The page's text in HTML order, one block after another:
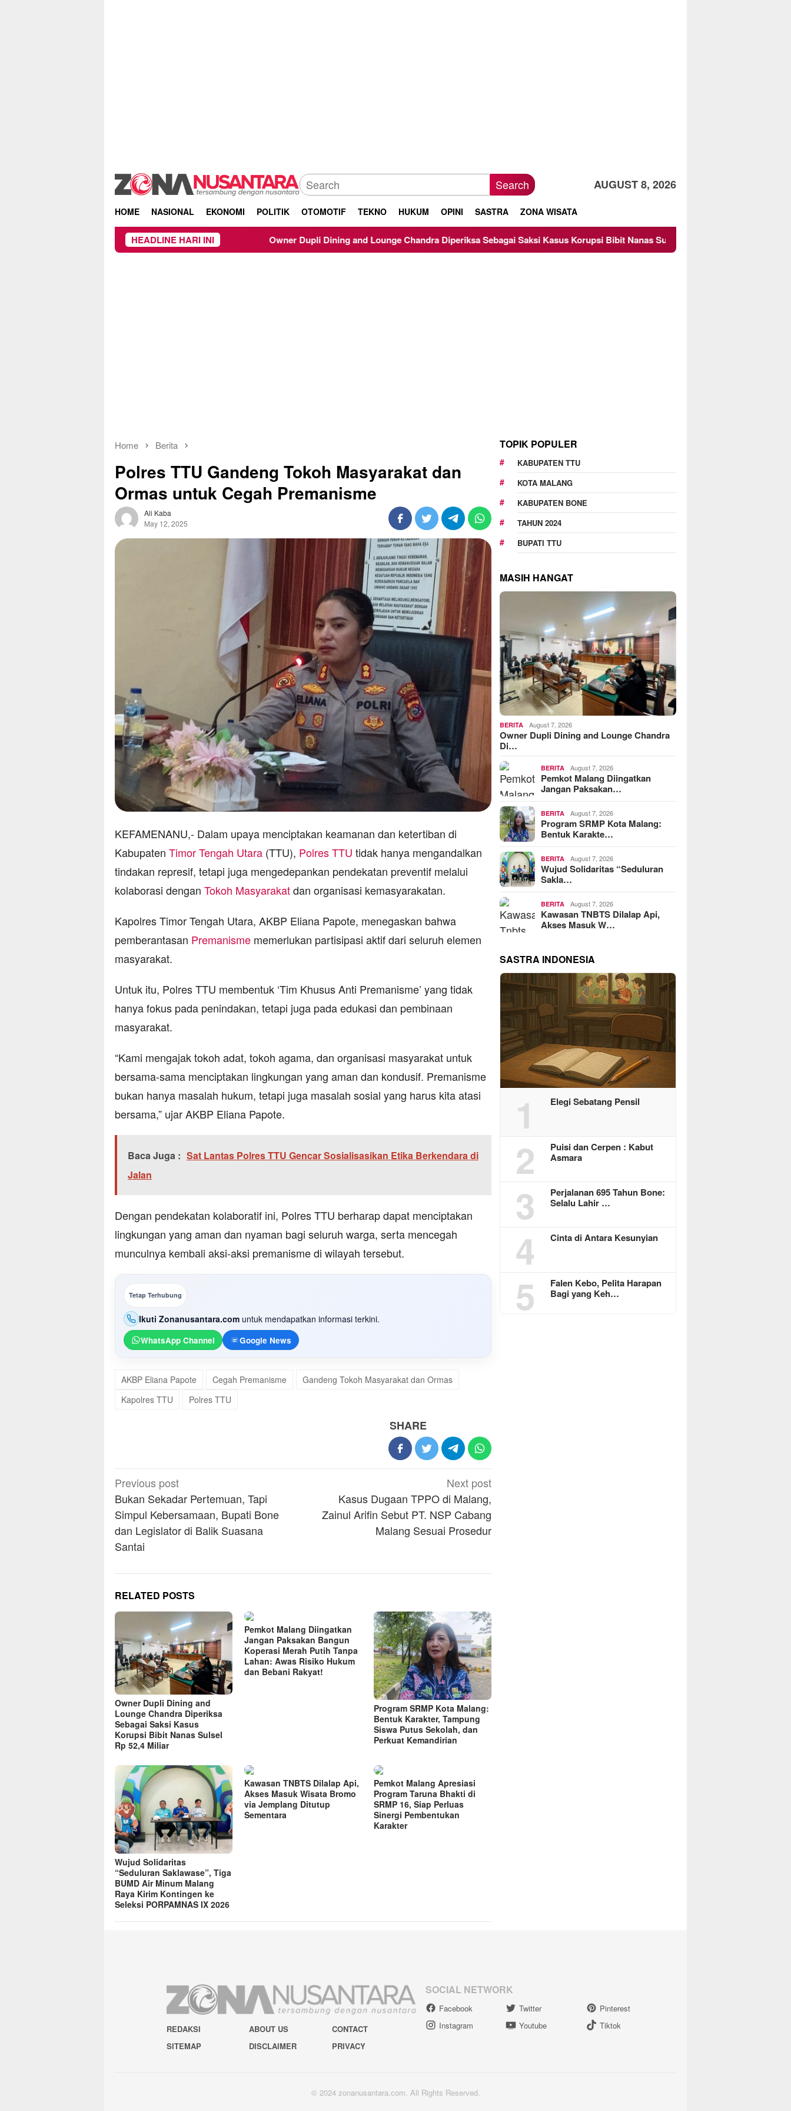
Search AUGUST 8, 2026
HOME NASIONAL EKONOMI POLITIK OTOMOTIF TEKNO HUKUM OPINI SASTRA ZONA WISATA
HEADLINE HARI INIOwner Dupli Dining and Lounge Chandra Diperiksa Sebagai Saksi Kasus Korupsi Bibit Nanas Sulsel Rp 52,4 Miliar
Home Berita
Polres TTU Gandeng Tokoh Masyarakat dan
Ormas untuk Cegah Premanisme
Ali Kaba
May 12, 2025
KEFAMENANU,- Dalam upaya menciptakan keamanan dan ketertiban di
Kabupaten Timor Tengah Utara (TTU), Polres TTU tidak hanya mengandalkan
tindakan represif, tetapi juga mengedepankan pendekatan preventif melalui
kolaborasi dengan Tokoh Masyarakatdan organisasi kemasyarakatan.
Kapolres Timor Tengah Utara, AKBP Eliana Papote, menegaskan bahwa
pemberantasan Premanisme memerlukan partisipasi aktif dari seluruh elemen
masyarakat.
Untuk itu, Polres TTU membentuk ‘Tim Khusus Anti Premanisme’ yang tidak
hanya fokus pada penindakan, tetapi juga pada edukasi dan pembinaan
masyarakat.
“Kami mengajak tokoh adat, tokoh agama, dan organisasi masyarakat untuk
bersama-sama menciptakan lingkungan yang aman dan kondusif. Premanisme
bukan hanya masalah hukum, tetapi juga masalah sosial yang harus kita atasi
bersama,” ujar AKBP Eliana Papote.
Baca Juga : Sat Lantas Polres TTU Gencar Sosialisasikan Etika Berkendara di
Jalan
Dengan pendekatan kolaboratif ini, Polres TTU berharap dapat menciptakan
lingkungan yang aman dan nyaman bagi seluruh warga, serta mencegah
munculnya kembali aksi-aksi premanisme di wilayah tersebut.
Tetap Terhubung
Ikuti Zonanusantara.com untuk mendapatkan informasi terkini.
WhatsApp Channel Google News
AKBP Eliana Papote Cegah Premanisme
Gandeng Tokoh Masyarakat dan Ormas
Kapolres TTU
Polres TTU
SHARE
Post
navigation
Previous post
Bukan Sekadar Pertemuan, Tapi
Simpul Kebersamaan, Bupati Bone
dan Legislator di Balik Suasana
Santai
Next post
Kasus Dugaan TPPO di Malang,
Zainul Arifin Sebut PT. NSP Cabang
Malang Sesuai Prosedur
RELATED POSTS
Owner Dupli Dining and
Lounge Chandra Diperiksa
Sebagai Saksi Kasus
Korupsi Bibit Nanas Sulsel
Rp 52,4 Miliar
Pemkot Malang Diingatkan
Jangan Paksakan Bangun
Koperasi Merah Putih Tanpa
Lahan: Awas Risiko Hukum
dan Bebani Rakyat!
Program SRMP Kota Malang:
Bentuk Karakter, Tampung
Siswa Putus Sekolah, dan
Perkuat Kemandirian
Wujud Solidaritas
“Seduluran Saklawase”, Tiga
BUMD Air Minum Malang
Raya Kirim Kontingen ke
Seleksi PORPAMNAS IX 2026
Kawasan TNBTS Dilalap Api,
Akses Masuk Wisata Bromo
via Jemplang Ditutup
Sementara
Pemkot Malang Apresiasi
Program Taruna Bhakti di
SRMP 16, Siap Perluas
Sinergi Pembentukan
Karakter
TOPIK POPULER
KABUPATEN TTU
KOTA MALANG
KABUPATEN BONE
TAHUN 2024
BUPATI TTU
MASIH HANGAT
BERITA August 7, 2026
Owner Dupli Dining and Lounge Chandra
Di…
BERITA August 7, 2026
Pemkot Malang Diingatkan
Jangan Paksakan…
BERITA August 7, 2026
Program SRMP Kota Malang:
Bentuk Karakte…
BERITA August 7, 2026
Wujud Solidaritas “Seduluran
Sakla…
BERITA August 7, 2026
Kawasan TNBTS Dilalap Api,
Akses Masuk W…
SASTRA INDONESIA
1 Elegi Sebatang Pensil
2
Puisi dan Cerpen : Kabut
Asmara
3
Perjalanan 695 Tahun Bone:
Selalu Lahir …
4 Cinta di Antara Kesunyian
5
Falen Kebo, Pelita Harapan
Bagi yang Keh…
REDAKSI ABOUT US
CONTACT
SITEMAP
DISCLAIMER PRIVACY
SOCIAL NETWORK
Facebook Twitter
Pinterest
Instagram
Youtube Tiktok
© 2024 zonanusantara.com. All Rights Reserved.